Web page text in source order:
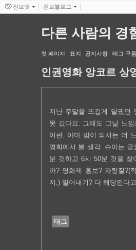
다른 사람의 경
첫 페이지 표지 공지사항 태그 구름
인권영화 앙코르 상
지난 주말을 뜨겁게 달궜던
못 갔다요. 그래도 그날 느
이란. 아마 밤이 되서는 더
영회에서 볼 생각. 슈아는
분 것하고 6시 50분 것을
까? 영화제 홍보? 자랑질?(
지.) 밀어내기? 다 해당된다
태그
진보넷 진보블로그